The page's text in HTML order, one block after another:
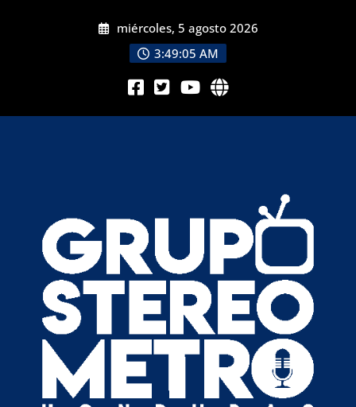
miércoles, 5 agosto 2026
3:49:07 AM